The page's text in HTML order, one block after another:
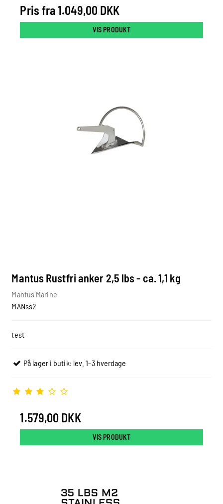
Pris fra1.049,00 DKK
VIS PRODUKT
Mantus Rustfri anker 2,5 lbs - ca. 1,1 kg
Mantus Marine
MANss2
test
På lager i butik: lev. 1-3 hverdage
1.579,00 DKK
VIS PRODUKT